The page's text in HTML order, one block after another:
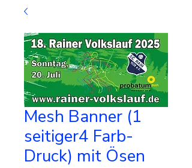
Mesh Banner (1
seitiger4 Farb-
Druck) mit Ösen